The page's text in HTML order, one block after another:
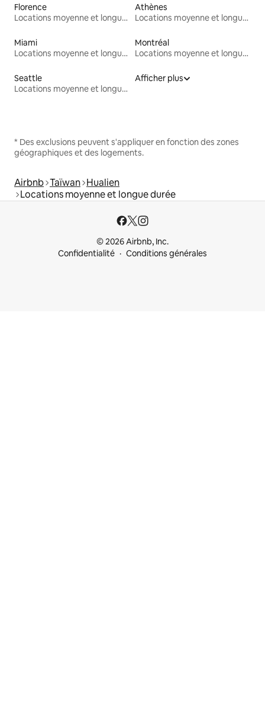
Florence
Locations moyenne et longue durée
Athènes
Locations moyenne et longue durée
Miami
Locations moyenne et longue durée
Montréal
Locations moyenne et longue durée
Seattle
Locations moyenne et longue durée
Afficher plus
* Des exclusions peuvent s'appliquer en fonction des zones
géographiques et des logements.
Airbnb Taïwan Hualien
Locations moyenne et longue durée
© 2026 Airbnb, Inc.
Confidentialité
Conditions générales